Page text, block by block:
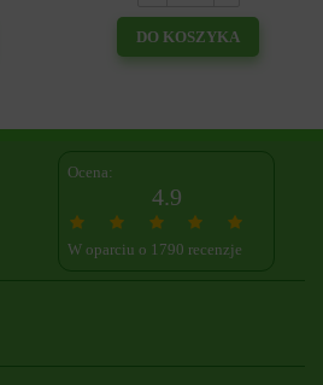
DO KOSZYKA
Ocena:
4.9
W oparciu o 1790 recenzje